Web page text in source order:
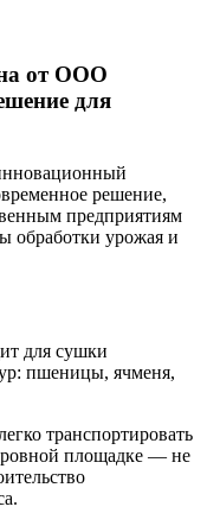
отООО
для
решение,
предприятиям
обработки урожая и
для сушки
пшеницы, ячменя,
транспортировать
ровной площадке — не